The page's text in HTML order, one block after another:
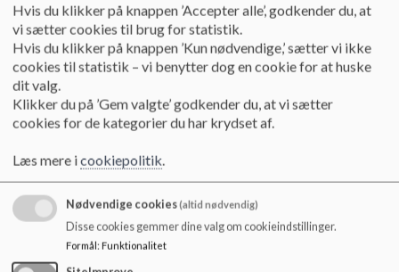
evt. en gul vest, når de går i skole.
Cykler
Skolen ser gerne, at så mange som muligt elever selv
transportere sig til og fra skole. Der er derfor opsat
cykelstativer tre steder på skolen (ved klubben, ved SFOen
deres cykler, mens de er i skole.
Elever må dog ikke benytte deres cykel i skolegårdene i
skoletiden.
Cykler man til og fra skole, skal man huske hjelm og lys på
Hvis du klikker på knappen ’Accepter alle’, godkender du, at
vi sætter cookies til brug for statistik.
Hvis du klikker på knappen ’Kun nødvendige,’ sætter vi ikke
cookies til statistik – vi benytter dog en cookie for at huske
dit valg.
Klikker du på ’Gem valgte’ godkender du, at vi sætter
cookies for de kategorier du har krydset af.
Læs mere icookiepolitik.
Nødvendige cookies(altid nødvendig)
Disse cookies gemmer dine valg om cookieindstillinger.
Formål: Funktionalitet